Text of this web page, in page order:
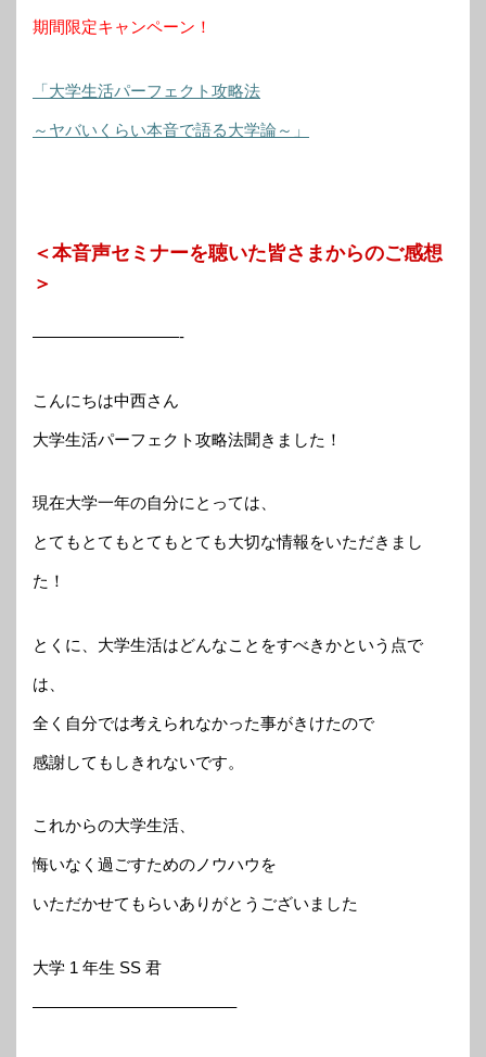
期間限定キャンペーン！
「大学生活パーフェクト攻略法
～ヤバいくらい本音で語る大学論～」
＜本音声セミナーを聴いた皆さまからのご感想
＞
—————————-
こんにちは中西さん
大学生活パーフェクト攻略法聞きました！
現在大学一年の自分にとっては、
とてもとてもとてもとても大切な情報をいただきまし
た！
とくに、大学生活はどんなことをすべきかという点で
は、
全く自分では考えられなかった事がきけたので
感謝してもしきれないです。
これからの大学生活、
悔いなく過ごすためのノウハウを
いただかせてもらいありがとうございました
大学 1 年生 SS 君
————————————–